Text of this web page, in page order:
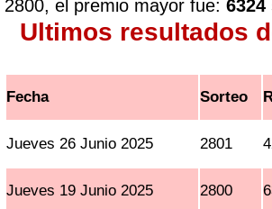
2800, el premio mayor fue: 6324
Ultimos resultados
Fecha Sorteo
Jueves 26 Junio 2025 2801
Jueves 19 Junio 2025 2800